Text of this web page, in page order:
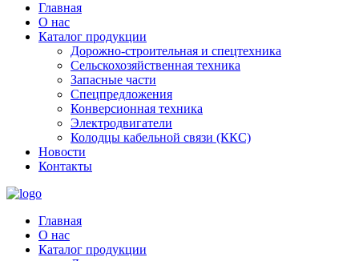
Главная
О нас
Каталог продукции
Дорожно-строительная и спецтехника
Сельскохозяйственная техника
Запасные части
Спецпредложения
Конверсионная техника
Электродвигатели
Колодцы кабельной связи (ККС)
Новости
Контакты
Главная
О нас
Каталог продукции